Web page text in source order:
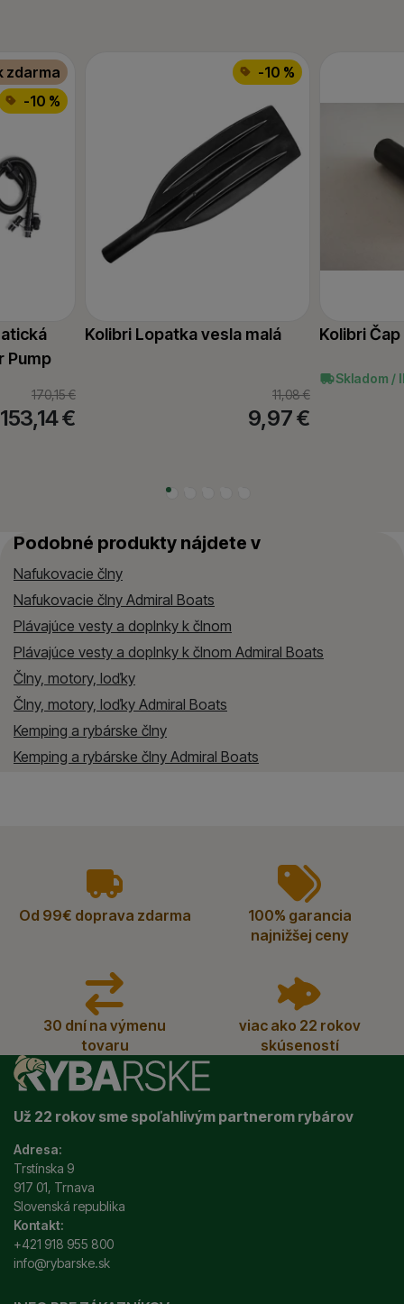
-10 %
Kolibri Lopatka vesla malá
11,08€
9,97€
Kolibri
Skladom /
zdarma
-10 %
Pump
170,15€
153,14€
Podobné produkty nájdete v
Nafukovacie člny
Nafukovacie člny Admiral Boats
Plávajúce vesty a doplnky k člnom
Plávajúce vesty a doplnky k člnom Admiral Boats
Člny, motory, loďky
Člny, motory, loďky Admiral Boats
Kemping a rybárske člny
Kemping a rybárske člny Admiral Boats
vyhody
Od 99€ doprava zdarma
100% garancia
najnižšej ceny
30 dní na výmenu
tovaru
viac ako 22 rokov
skúseností
Už 22 rokov sme spoľahlivým partnerom rybárov
Adresa:
Trstínska 9
917 01, Trnava
Slovenská republika
Kontakt:
+421 918 955 800
info@rybarske.sk